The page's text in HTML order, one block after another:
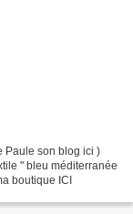
Paule son blog ici )
" bleu méditerranée
boutique ICI